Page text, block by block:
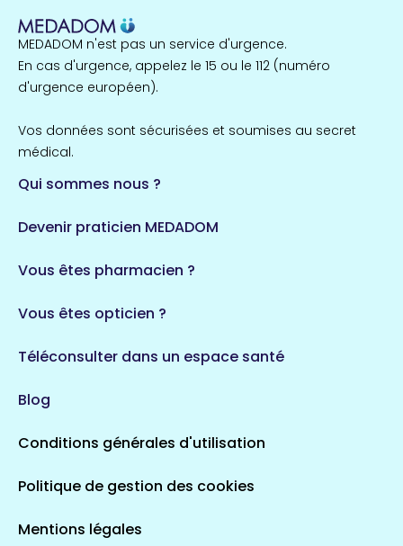
MEDADOM n'est pas un service d'urgence.
En cas d'urgence, appelez le 15 ou le 112 (numéro
d'urgence européen).
Vos données sont sécurisées et soumises au secret
médical.
Qui sommes nous ?
Devenir praticien MEDADOM
Vous êtes pharmacien ?
Vous êtes opticien ?
Téléconsulter dans un espace santé
Blog
Conditions générales d'utilisation
Politique de gestion des cookies
Mentions légales